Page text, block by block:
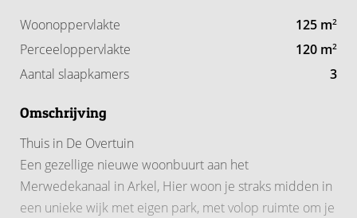
Woonoppervlakte 125 m2
Perceeloppervlakte 120 m2
Aantal slaapkamers 3
Omschrijving
Thuis in De Overtuin
Een gezellige nieuwe woonbuurt aan het
Merwedekanaal in Arkel, Hier woon je straks midden in
een unieke wijk met eigen park, met volop ruimte om je